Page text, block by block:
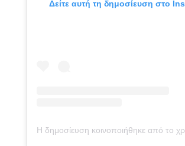
Δείτε αυτή τη δημοσίευση στο